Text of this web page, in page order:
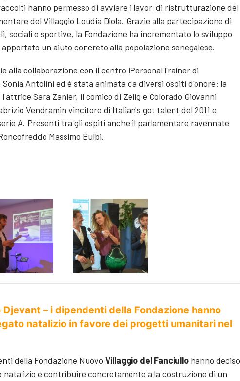
hanno permesso di avviare i lavori di ristrutturazione del
del Villaggio Loudia Diola. Grazie alla partecipazione di
sociali e sportive, la Fondazione ha incrementato lo sviluppo
un aiuto concreto alla popolazione senegalese.
alla collaborazione con il centro iPersonalTrainer di
Antolini ed è stata animata da diversi ospiti d'onore: la
Sara Zanier, il comico di Zelig e Colorado Giovanni
Vendramin vincitore di Italian's got talent del 2011 e
A. Presenti tra gli ospiti anche il parlamentare ravennate
Massimo Bulbi.
– i dipendenti della Fondazione hanno
natalizio in favore dei progetti umanitari nel
della Fondazione Nuovo Villaggio del Fanciullo hanno deciso
natalizio e contribuire concretamente alla costruzione di un